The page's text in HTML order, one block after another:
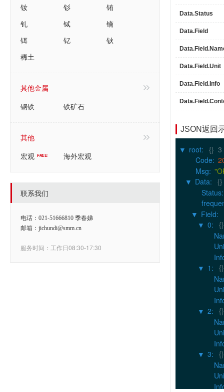
钕
钐
铕
钆
铽
镝
铒
钇
钬
稀土
其他金属
钢铁
铁矿石
其他
宏观
海外宏观
联系我们
电话：021-51666810 季春娣
邮箱：jichundi@smm.cn
服务时间：工作日08:30-17:30
Data.Status
Data.Field
Data.Field.Unit
Data.Field.Info
JSON返回
▶ root: {} 3
Code:
Msg:
▶ Data:
{}
Status:
▶ Field:
▶ 0: {}
▶ 1 : {}
▶ 2: {}
▶ 3: {}